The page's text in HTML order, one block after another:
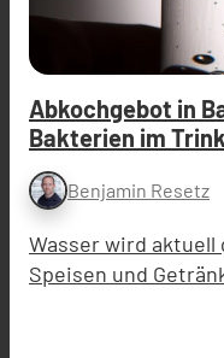
Abkochgebot in
Bakterien im
Benjamin Resetz
Wasser wird
Speisen und